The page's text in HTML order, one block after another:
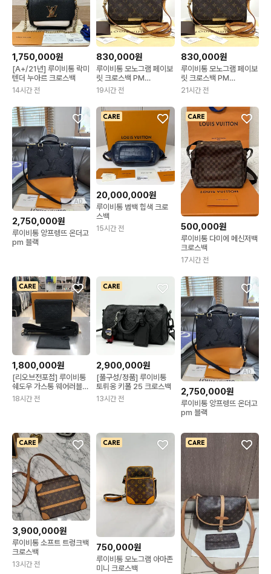
1,750,000원
[A+/21년] 루이비통 락미
텐더 누아르 크로스백
14시간 전
830,000원
루이비통 모노그램 페이보
릿 크로스백 PM
(M40717)
19시간 전
830,000원
루이비통 모노그램 페이보
릿 크로스백 PM
(M40717)
21시간 전
AD
2,750,000원
루이비통 앙프렝뜨 온더고
pm 블랙
20,000,000원
루이비통 범백 힙색 크로
스백
15시간 전 500,000원
루이비통 다미에 메신저백
크로스백
17시간 전
1,800,000원
[리오브전포점] 루이비통
쉐도우 가스통 웨어러블
크로스백
18시간 전
2,900,000원
[풀구성/정품] 루이비통
토뤼옹 키폴 25 크로스백
13시간 전
AD
2,750,000원
루이비통 앙프렝뜨 온더고
pm 블랙
3,900,000원
루이비통 소프트 트렁크백
크로스백
13시간 전
750,000원
루이비통 모노그램 아마존
미니 크로스백